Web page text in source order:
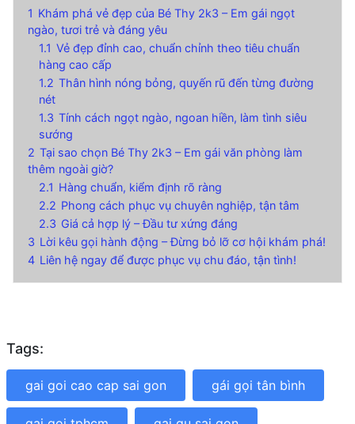
1 Khám phá vẻ đẹp của Bé Thy 2k3 – Em gái ngọt
ngào, tươi trẻ và đáng yêu
1.1 Vẻ đẹp đỉnh cao, chuẩn chỉnh theo tiêu chuẩn
hàng cao cấp
1.2 Thân hình nóng bỏng, quyến rũ đến từng đường
nét
1.3 Tính cách ngọt ngào, ngoan hiền, làm tình siêu
sướng
2 Tại sao chọn Bé Thy 2k3 – Em gái văn phòng làm
thêm ngoài giờ?
2.1 Hàng chuẩn, kiểm định rõ ràng
2.2 Phong cách phục vụ chuyên nghiệp, tận tâm
2.3 Giá cả hợp lý – Đầu tư xứng đáng
3 Lời kêu gọi hành động – Đừng bỏ lỡ cơ hội khám phá!
4 Liên hệ ngay để được phục vụ chu đáo, tận tình!
Tags:
gai goi cao cap sai gon gái gọi tân bình